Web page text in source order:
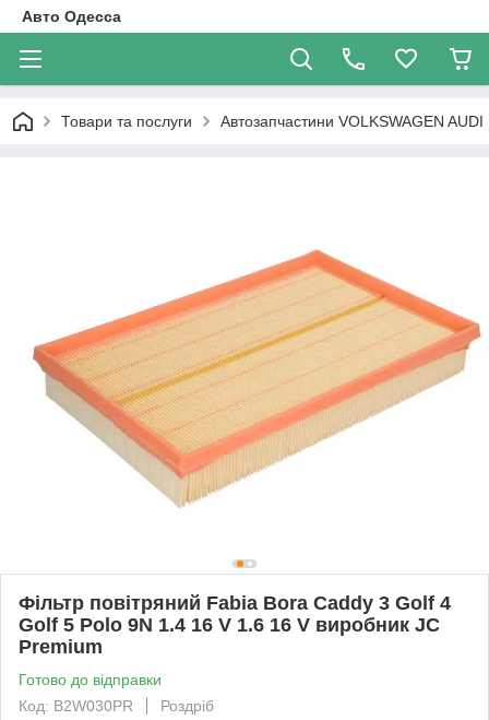
Авто Одесса
Товари та послуги Автозапчастини VOLKSWAGEN AUDI
Фільтр повітряний Fabia Bora Caddy 3 Golf 4
Golf 5 Polo 9N 1.4 16 V 1.6 16 V виробник JC
Premium
Готово до відправки
Код: B2W030PR
Роздріб